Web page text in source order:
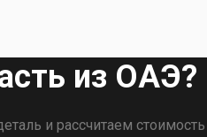
из ОАЭ?
и рассчитаем стоимость